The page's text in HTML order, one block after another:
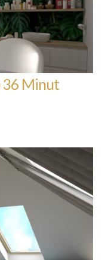
36 Minut
36 Minut